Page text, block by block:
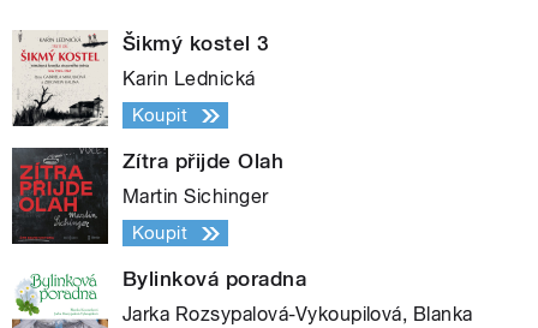
Šikmý kostel 3
Karin Lednická
Koupit
Zítra přijde Olah
Martin Sichinger
Koupit
Bylinková poradna
Jarka Rozsypalová-Vykoupilová, Blanka